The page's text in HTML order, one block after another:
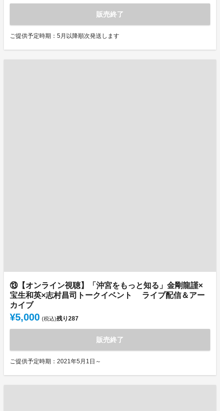
販売終了
ご提供予定時期：5月以降順次発送します
⑬【オンライン視聴】「沖宮をもっと知る」金剛龍謹×
宝生和英×志村昌司トークイベント ライブ配信＆アー
カイブ
¥5,000 (税込)残り287
販売終了
ご提供予定時期：2021年5月1日～